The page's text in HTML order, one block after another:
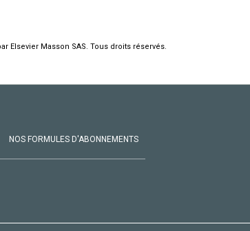
Masson SAS. Tous droits réservés.
NOS FORMULES D'ABONNEMENTS